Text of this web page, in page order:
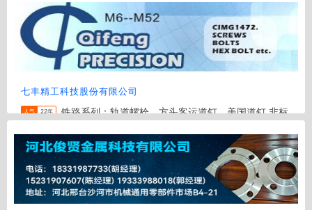
专业生产各类标准件、非标件、铁、铜、不锈钢系...
地区: 电话: 0577-86500901
七丰精工科技股份有限公司
人气 22年
铁路系列：轨道螺栓，方头客运道钉，美国道钉 非标
头伞牙钉 冲压件：管夹，管子勾 标准件：圆头棱颈螺栓
(ANSI/AS...
0573-86851456